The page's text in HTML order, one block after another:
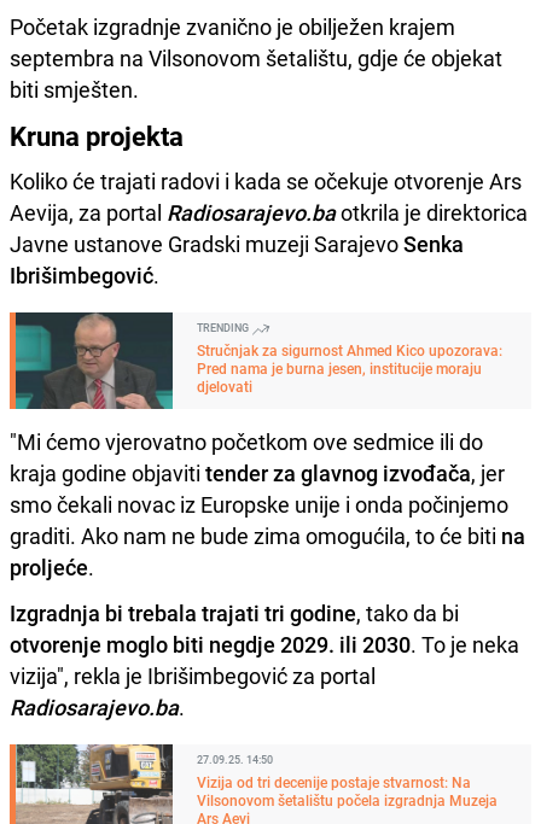
Početak izgradnje zvanično je obilježen krajem
septembra na Vilsonovom šetalištu, gdje će objekat
biti smješten.
Kruna projekta
Koliko će trajati radovi i kada se očekuje otvorenje Ars
Aevija, za portal Radiosarajevo.baotkrila je direktorica
Javne ustanove Gradski muzeji SarajevoSenka
Ibrišimbegović.
TRENDING
Stručnjak za sigurnost Ahmed Kico upozorava:
Pred nama je burna jesen, institucije moraju
djelovati
"Mi ćemo vjerovatno početkom ove sedmice ili do
kraja godine objaviti tender za glavnog izvođača, jer
smo čekali novac iz Europske unije i onda počinjemo
graditi. Ako nam ne bude zima omogućila, to će biti na
proljeće.
Izgradnja bi trebala trajati tri godine, tako da bi
otvorenje moglo biti negdje 2029. ili 2030. To je neka
vizija", rekla je Ibrišimbegović za portal
Radiosarajevo.ba.
27.09.25. 14:50
Vizija od tri decenije postaje stvarnost: Na
Vilsonovom šetalištu počela izgradnja Muzeja
Ars Aevi